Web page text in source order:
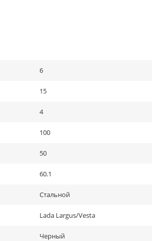
6
15
4
100
50
60.1
Стальной
Lada Largus/Vesta
Черный